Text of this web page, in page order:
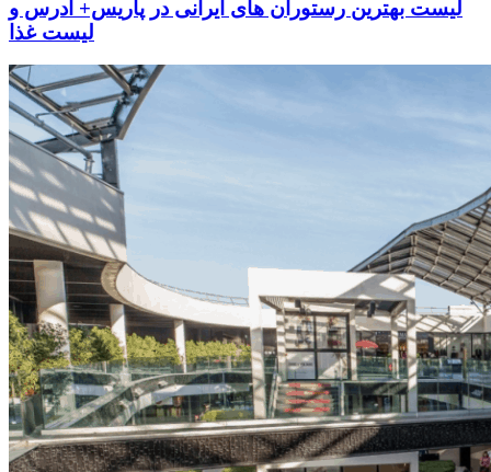
لیست بهترین رستوران های ایرانی در پاریس+ آدرس و
لیست غذا